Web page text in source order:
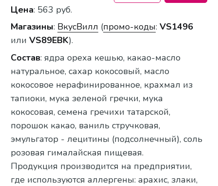
Цена: 563 руб.
Магазины: ВкусВилл (промо-коды:VS1496
или VS89EBK).
Состав: ядра ореха кешью, какао-масло
натуральное, сахар кокосовый, масло
кокосовое нерафинированное, крахмал из
тапиоки, мука зеленой гречки, мука
кокосовая, семена гречихи татарской,
порошок какао, ваниль стручковая,
эмульгатор - лецитины (подсолнечный), соль
розовая гималайская пищевая.
Продукция производится на предприятии,
где используются аллергены: арахис, злаки,